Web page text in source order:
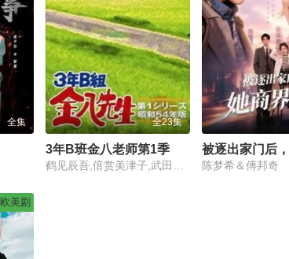
全集 全23集
3年B班金八老师第1季
鹤见辰吾,倍赏美津子,武田铁矢,三原顺子,藤田瞳子 陈梦希＆傅邦奇
欧美剧